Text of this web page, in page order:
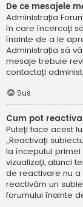
De ce mesajele
Administrația
în care încercați
înainte de a le
Administrația să
mesaje trebuie
contactați
Sus
Cum pot
Puteți face acest
„Reactivați
la începutul
vizualizați, atunci
de reactivare nu a
reactivăm un
forumului înainte